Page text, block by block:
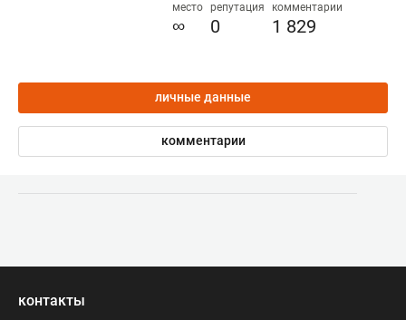
место
∞
репутация
0
комментарии
1 829
личные данные
комментарии
контакты